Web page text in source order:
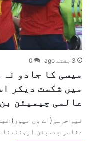
3 ہفتے ago 0
میسی کا جادو نہ
میں شکست دیکر
عالمی چیمپئن
نیو جرسی(اے ون نیوز)
دفاعی چیمپئن ارجنٹینا کو 0-1 سے شکست دے